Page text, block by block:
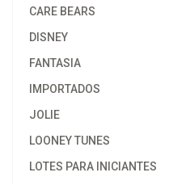
CARE BEARS
DISNEY
FANTASIA
IMPORTADOS
JOLIE
LOONEY TUNES
LOTES PARA INICIANTES